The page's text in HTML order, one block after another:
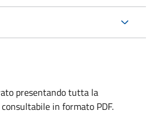
presentando tutta la
in formato PDF.